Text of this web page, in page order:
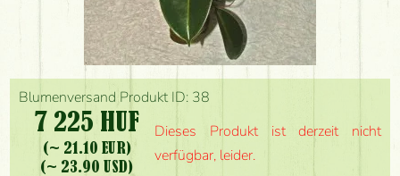
Blumenversand Produkt ID: 38
7 225 HUF
(~ 21.10 EUR)
(~ 23.90 USD)
Dieses Produkt ist derzeit nicht
verfügbar, leider.